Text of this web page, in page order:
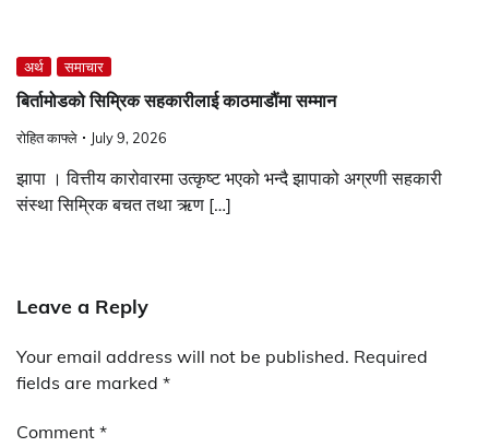
अर्थ समाचार
बिर्तामोडको सिम्रिक सहकारीलाई काठमाडौंमा सम्मान
रोहित काफ्ले July 9, 2026
झापा । वित्तीय कारोवारमा उत्कृष्ट भएको भन्दै झापाको अग्रणी सहकारी
संस्था सिम्रिक बचत तथा ऋण […]
Leave a Reply
Your email address will not be published. Required
fields are marked *
Comment *